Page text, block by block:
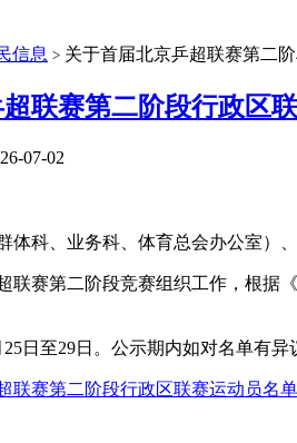
信息 > 关于首届北京乒超联赛第二
联赛第二阶段行政区
07-02
体科、业务科、体育总会办公室）
赛第二阶段竞赛组织工作，根据《
至29日。公示期内如对名单有异
联赛第二阶段行政区联赛运动员名单